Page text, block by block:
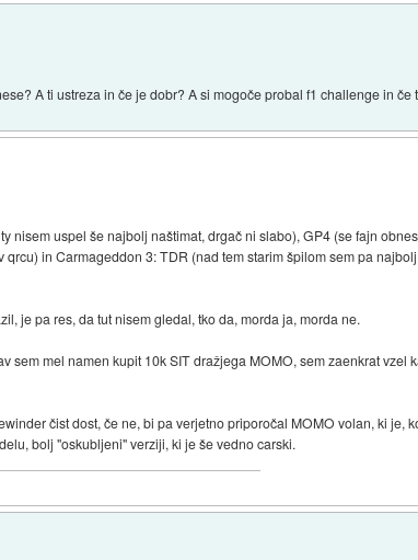
A ti ustreza in če je dobr? A si mogoče probal f1 challenge in če
nisem uspel še najbolj naštimat, drgač ni slabo), GP4 (se fajn
qrcu) in Carmageddon 3: TDR (nad tem starim špilom sem pa
je pa res, da tut nisem gledal, tko da, morda ja, morda ne.
sem mel namen kupit 10k SIT dražjega MOMO, sem zaenkrat vzel
čist dost, če ne, bi pa verjetno priporočal MOMO volan, ki je,
bolj "oskubljeni" verziji, ki je še vedno carski.